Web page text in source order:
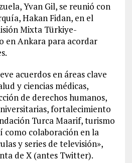
Yvan Gil, se reunió con
Hakan Fidan, en el
Mixta Türkiye-
en Ankara para acordar
acuerdos en áreas clave
y ciencias médicas,
de derechos humanos,
fortalecimiento
Turca Maarif, turismo
como colaboración en la
y series de televisión»,
de X (antes Twitter).